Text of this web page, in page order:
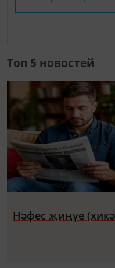
Топ 5 новостей
Нәфес җиңүе